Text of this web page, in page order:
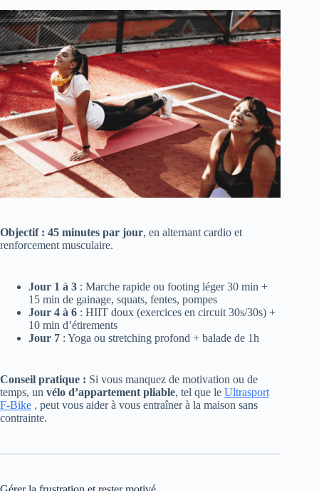
Objectif : 45 minutes par jour, en alternant cardio et
renforcement musculaire.
Jour 1 à 3 : Marche rapide ou footing léger 30 min +
15 min de gainage, squats, fentes, pompes
Jour 4 à 6 : HIIT doux (exercices en circuit 30s/30s) +
10 min d’étirements
Jour 7 : Yoga ou stretching profond + balade de 1h
Conseil pratique : Si vous manquez de motivation ou de
temps, un vélo d’appartement pliable, tel que le Ultrasport
F-Bike , peut vous aider à vous entraîner à la maison sans
contrainte.